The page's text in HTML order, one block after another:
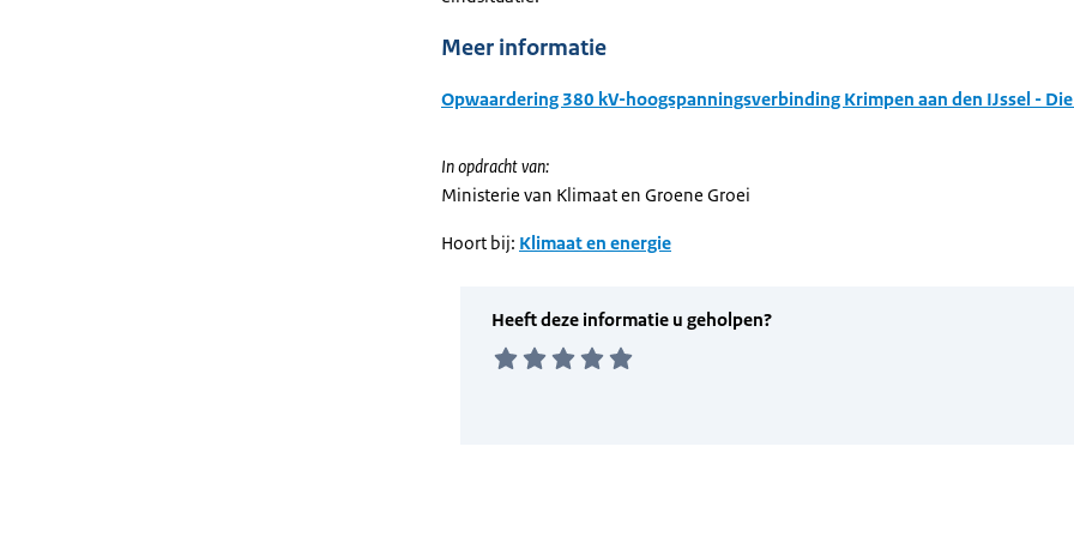
Meer informatie
Opwaardering 380 kV-hoogspanningsverbinding Krimpen aan den IJssel -
In opdracht van:
Ministerie van Klimaat en Groene Groei
Hoort bij: Klimaat en energie